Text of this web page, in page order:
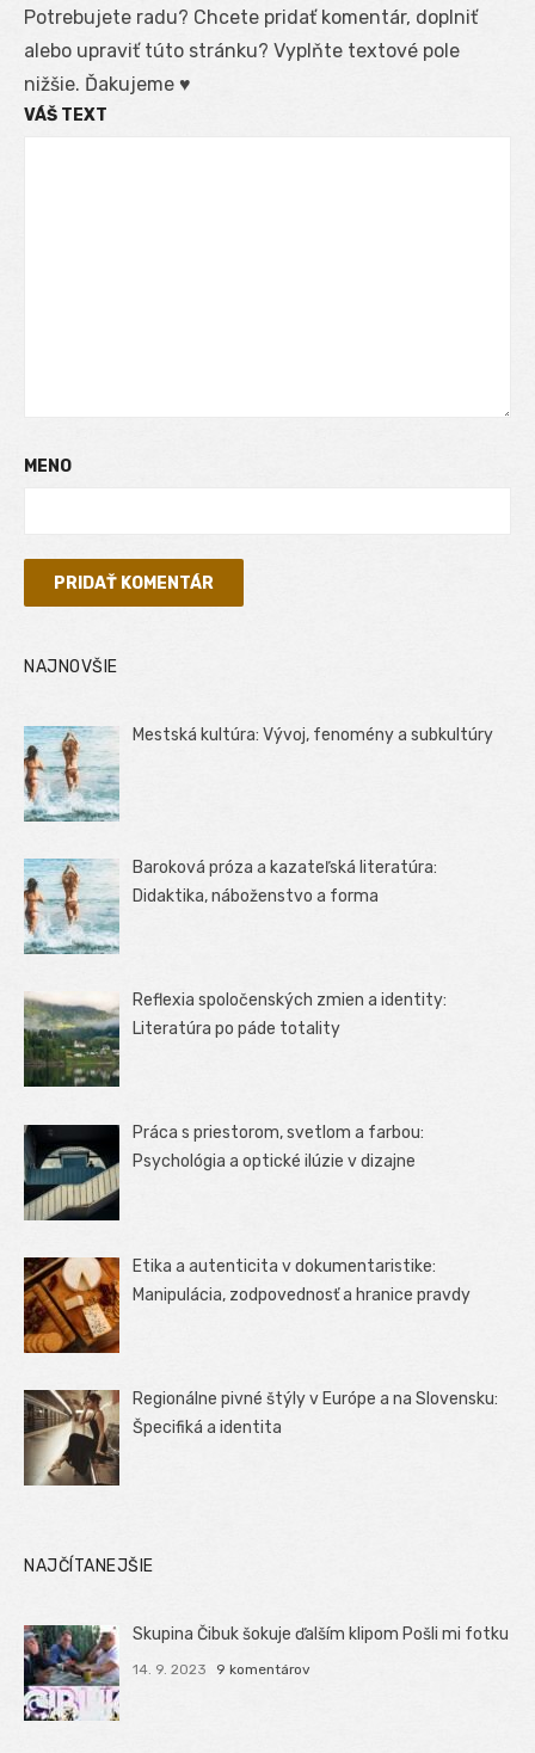
Potrebujete radu? Chcete pridať komentár, doplniť
alebo upraviť túto stránku? Vyplňte textové pole
nižšie. Ďakujeme ♥
VÁŠ TEXT
MENO
NAJNOVŠIE
Mestská kultúra: Vývoj, fenomény a subkultúry
Baroková próza a kazateľská literatúra:
Didaktika, náboženstvo a forma
Reflexia spoločenských zmien a identity:
Literatúra po páde totality
Práca s priestorom, svetlom a farbou:
Psychológia a optické ilúzie v dizajne
Etika a autenticita v dokumentaristike:
Manipulácia, zodpovednosť a hranice pravdy
Regionálne pivné štýly v Európe a na Slovensku:
Špecifiká a identita
NAJČÍTANEJŠIE
Skupina Čibuk šokuje ďalším klipom Pošli mi fotku
14. 9. 2023 9 komentárov